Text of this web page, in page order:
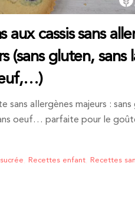
aux cassis sans
(sans gluten, sans
sans allergènes majeurs : sans
oeuf… parfaite pour le
Recettes enfant Recettes